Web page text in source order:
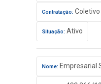
Contratação: Coletivo
Situação: Ativo
Nome: Empresarial